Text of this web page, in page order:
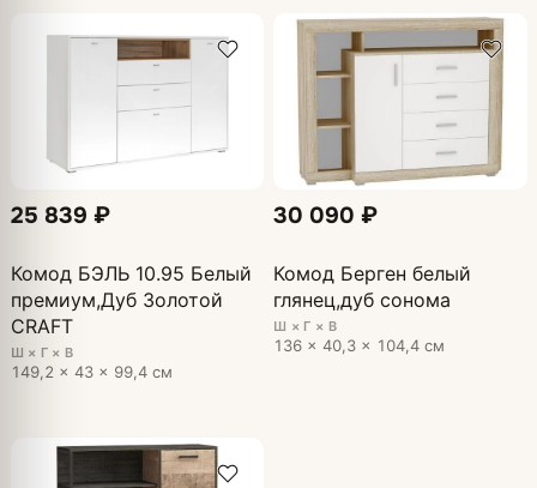
25 839 ₽
Комод БЭЛЬ 10.95 Белый
премиум,Дуб Золотой
CRAFT
Ш × Г × В
149,2 × 43 × 99,4 см
30 090 ₽
Комод Берген белый
глянец,дуб сонома
Ш × Г × В
136 × 40,3 × 104,4 см